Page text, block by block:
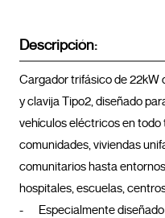
Descripción:
Cargador trifásico de 22kW
y clavija Tipo2, diseñado
vehículos eléctricos en
comunidades, viviendas
comunitarios hasta
hospitales, escuelas,
-	Especialmente diseñado para instalaciones donde se